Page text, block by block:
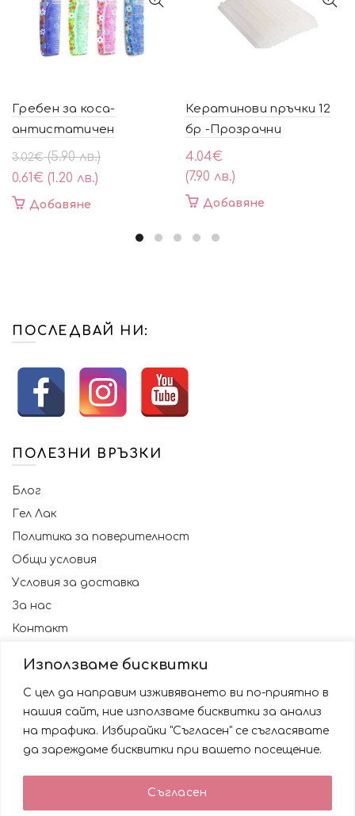
Използваме бисквитки
С цел да направим изживяването ви по-приятно в
нашия сайт, ние използваме бисквитки за анализ
на трафика. Избирайки "Съгласен" се съгласявате
да зареждаме бисквитки при вашето посещение.
Съгласен
Гребен за коса-
антистатичен
3.02€ (5.90 лв.)
Original
price
was:
3.02€
0.61€ (1.20 лв.)
Текущата
цена
е:
0.61€
Добавяне
Кератинови пръчки 12
бр -Прозрачни
4.04€
(7.90 лв.)
Добавяне
ПОСЛЕДВАЙ НИ:
ПОЛЕЗНИ ВРЪЗКИ
Блог
Гел Лак
Политика за поверителност
Общи условия
Условия за доставка
За нас
Контакт
© 2023 NAILSBG. Всички права запазени
Използваме бисквитки за да подобрим вашата
работа със сайта. Като ползвате сайта Вие се
съгласявате с използването им.